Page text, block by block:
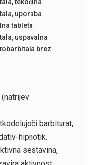
,tekočina
, uporaba
tableta
, uspavalna
brez
(natrijev
barbiturat,
hipnotik.
sestavina,